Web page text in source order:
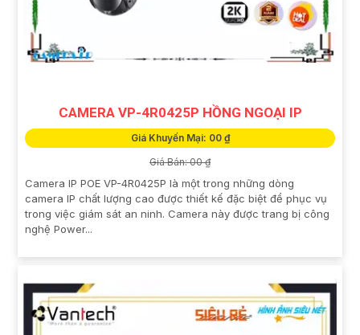
CAMERA VP-4R0425P HỒNG NGOẠI IP
Giá Khuyến Mại: 00 ₫
Giá Bán: 00 ₫
Camera IP POE VP-4R0425P là một trong những dòng
camera IP chất lượng cao được thiết kế đặc biệt để phục vụ
trong việc giám sát an ninh. Camera này được trang bị công
nghệ Power...